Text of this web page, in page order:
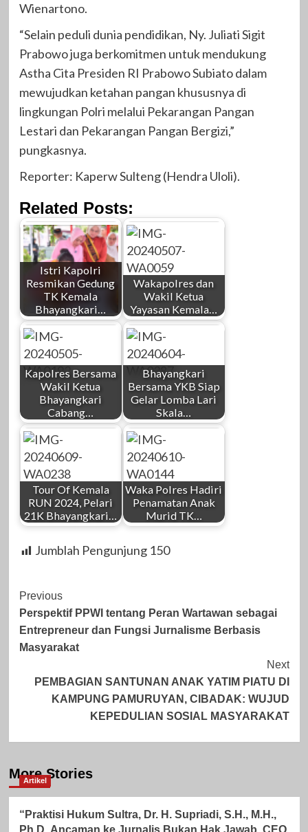
Wienartono.
“Selain peduli dunia pendidikan, Ny. Juliati Sigit
Prabowo juga berkomitmen untuk mendukung
Astha Cita Presiden RI Prabowo Subiato dalam
mewujudkan ketahan pangan khususnya di
lingkungan Polri melalui Pekarangan Pangan
Lestari dan Pekarangan Pangan Bergizi,”
pungkasnya.
Reporter: Kaperw Sulteng (Hendra Uloli).
Related Posts:
Istri Kapolri
Resmikan Gedung
TK Kemala
Bhayangkari…
Wakapolres dan
Wakil Ketua
Yayasan Kemala…
Kapolres Bersama
Wakil Ketua
Bhayangkari
Cabang…
Bhayangkari
Bersama YKB Siap
Gelar Lomba Lari
Skala…
Tour Of Kemala
RUN 2024, Pelari
21K Bhayangkari…
Waka Polres Hadiri
Penamatan Anak
Murid TK…
Jumblah Pengunjung 150
Post
Navigation
Previous
Perspektif PPWI tentang Peran Wartawan sebagai
Entrepreneur dan Fungsi Jurnalisme Berbasis
Masyarakat
Next
PEMBAGIAN SANTUNAN ANAK YATIM PIATU DI
KAMPUNG PAMURUYAN, CIBADAK: WUJUD
KEPEDULIAN SOSIAL MASYARAKAT
More Stories
Artikel
“Praktisi Hukum Sultra, Dr. H. Supriadi, S.H., M.H.,